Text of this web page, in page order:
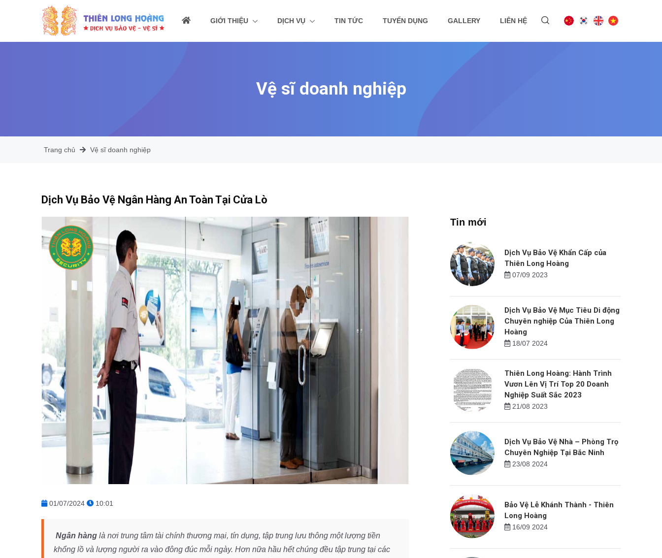
GIỚI THIỆU DỊCH VỤ TIN TỨC TUYỂN DỤNG GALLERY LIÊN HỆ
Vệ sĩ doanh nghiệp
Trang chủ Vệ sĩ doanh nghiệp
Dịch Vụ Bảo Vệ Ngân Hàng An Toàn Tại Cửa Lò
01/07/2024 10:01
Ngân hàng là nơi trung tâm tài chính thương mại, tín dụng, tập trung lưu thông một lượng tiền
khổng lồ và lượng người ra vào đông đúc mỗi ngày. Hơn nữa hầu hết chúng đều tập trung tại các
Tin mới
Dịch Vụ Bảo Vệ Khẩn Cấp của
Thiên Long Hoàng
07/09 2023
Dịch Vụ Bảo Vệ Mục Tiêu Di động
Chuyên nghiệp Của Thiên Long
Hoàng
18/07 2024
Thiên Long Hoàng: Hành Trình
Vươn Lên Vị Trí Top 20 Doanh
Nghiệp Suất Sắc 2023
21/08 2023
Dịch Vụ Bảo Vệ Nhà – Phòng Trọ
Chuyên Nghiệp Tại Bắc Ninh
23/08 2024
Bảo Vệ Lễ Khánh Thành - Thiên
Long Hoàng
16/09 2024